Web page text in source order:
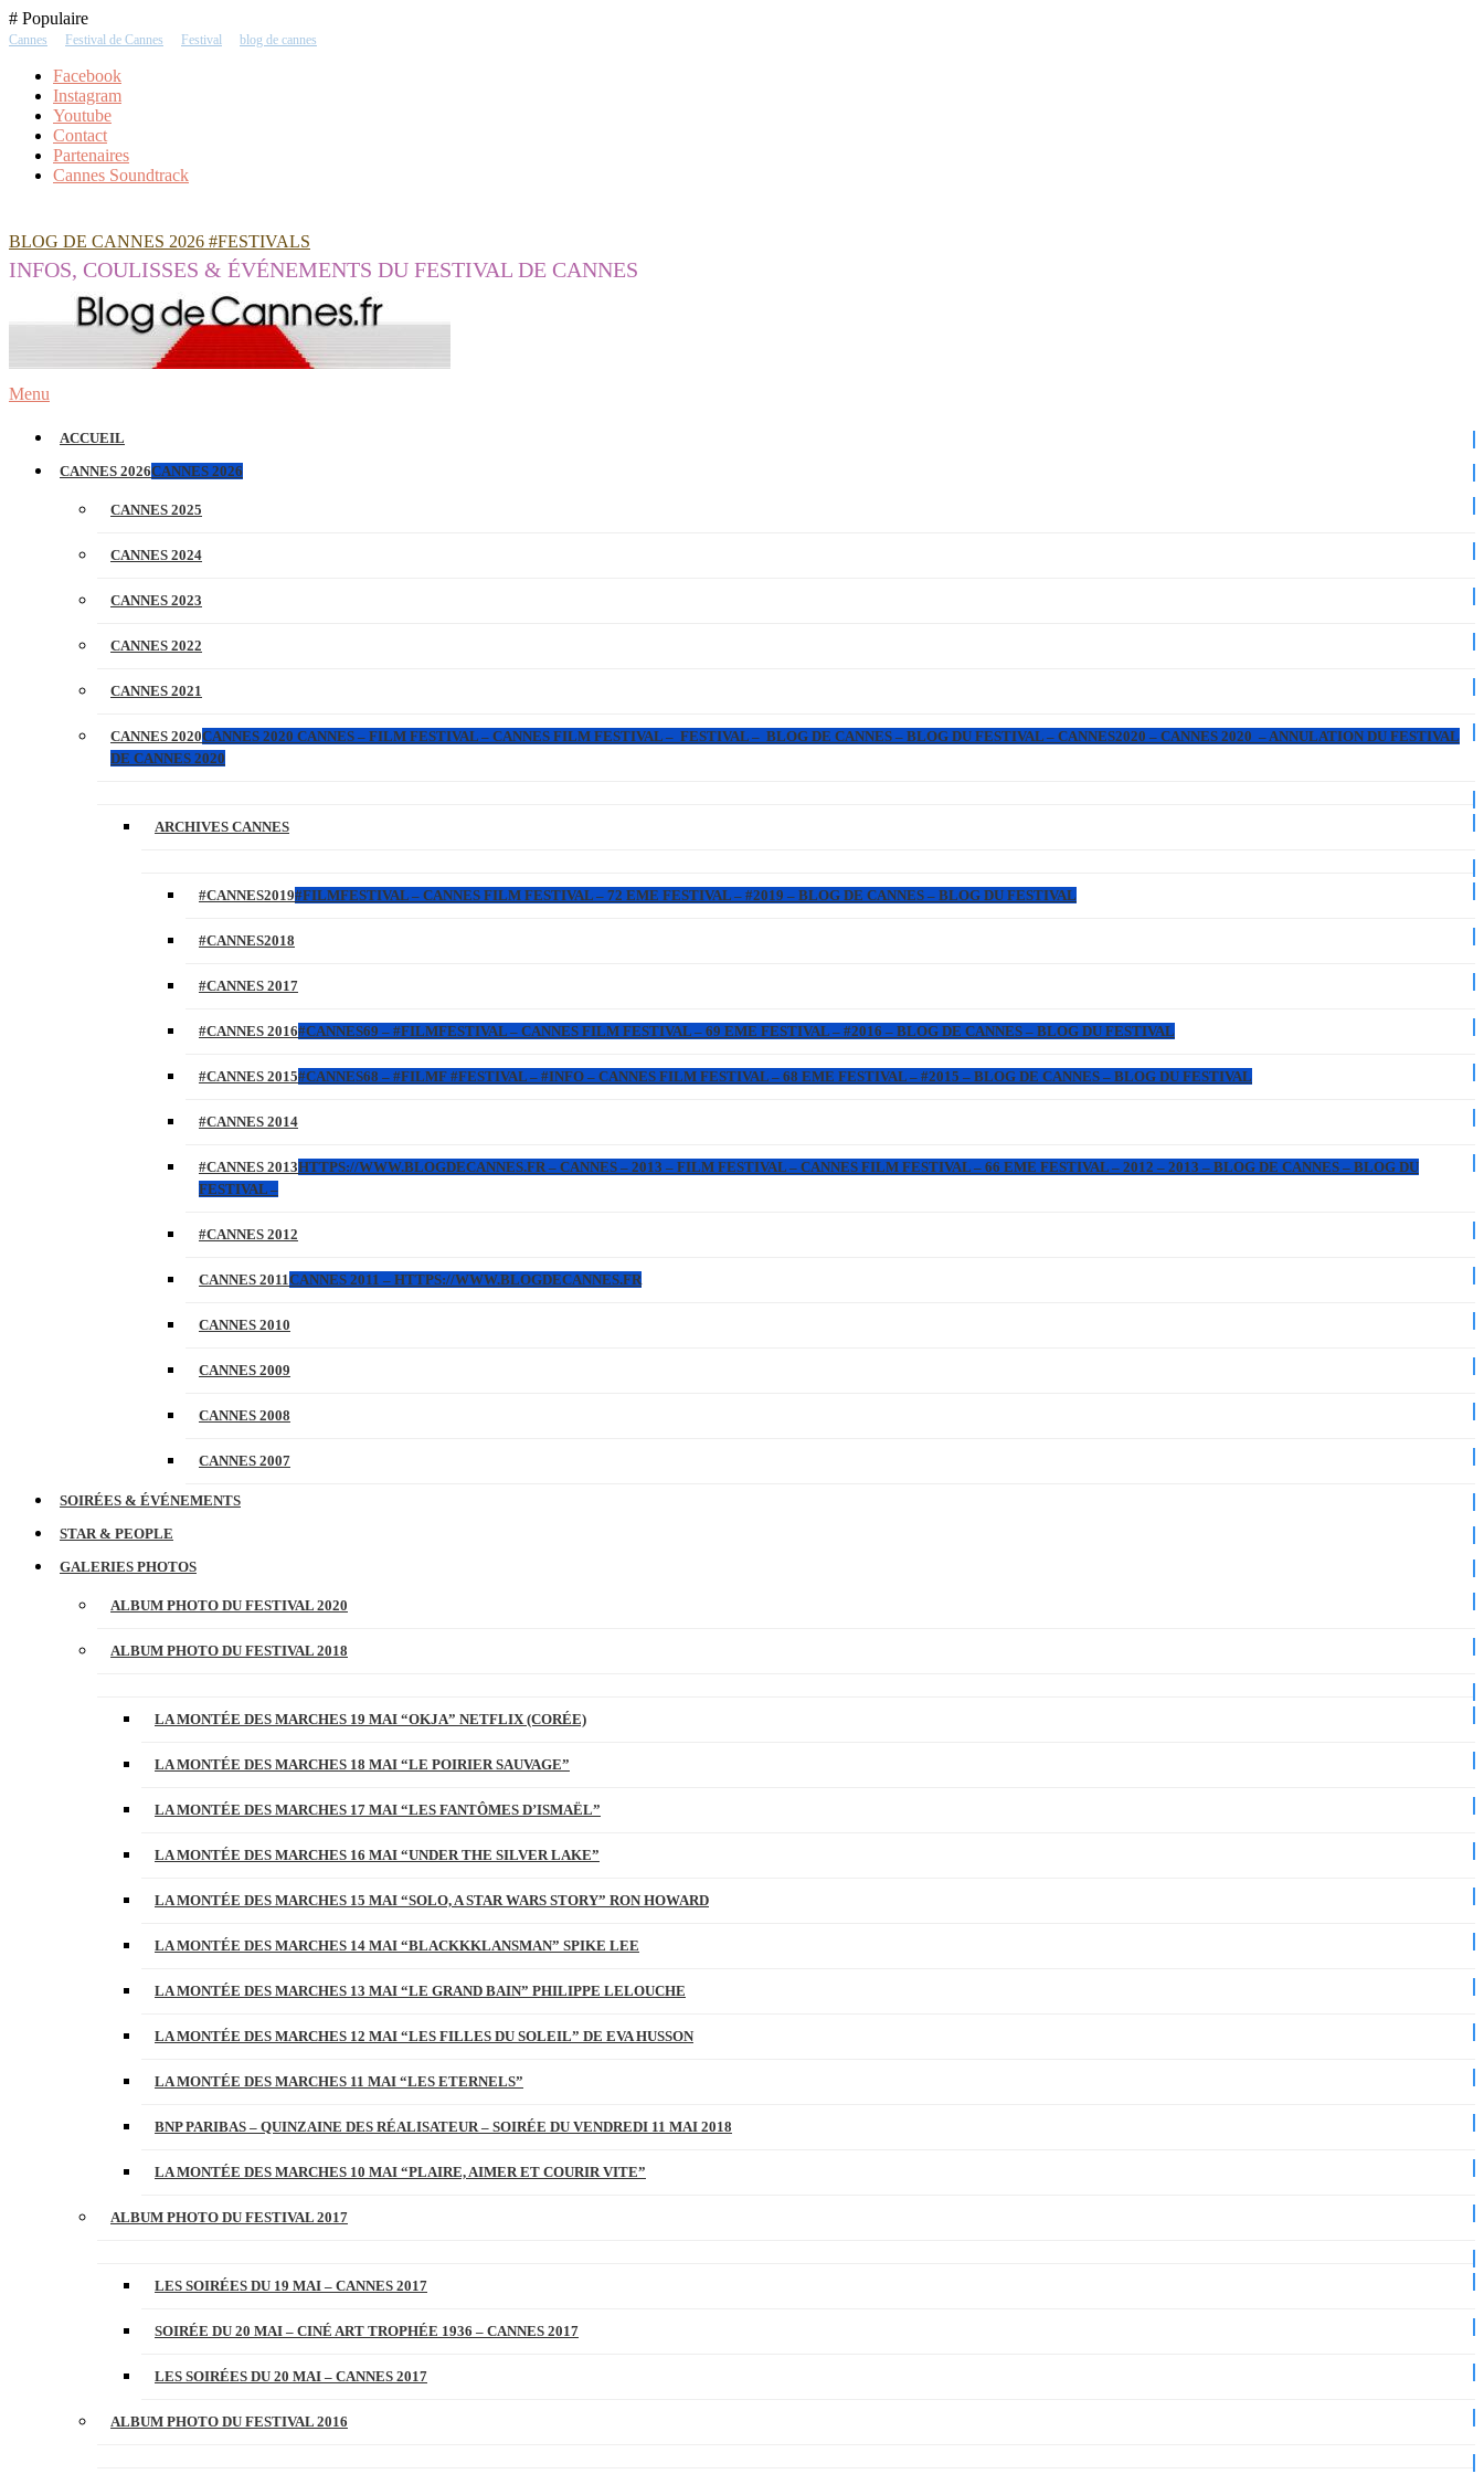
Skip
To
# Populaire
Cannes Festival de Cannes Festival blog de cannes
Facebook
Instagram
Youtube
Contact
Partenaires
Cannes Soundtrack
BLOG DE CANNES 2026 #FESTIVALS
INFOS, COULISSES & ÉVÉNEMENTS DU FESTIVAL DE CANNES
Menu
ACCUEIL
CANNES 2026CANNES 2026
CANNES 2025
CANNES 2024
CANNES 2023
CANNES 2022
CANNES 2021
CANNES 2020CANNES 2020 CANNES – FILM FESTIVAL – CANNES FILM FESTIVAL – FESTIVAL – BLOG DE CANNES – BLOG DU FESTIVAL – CANNES2020 – CANNES 2020 – ANNULATION DU FESTIVAL
DE CANNES 2020
ARCHIVES CANNES
#CANNES2019#FILMFESTIVAL – CANNES FILM FESTIVAL – 72 EME FESTIVAL – #2019 – BLOG DE CANNES – BLOG DU FESTIVAL
#CANNES2018
#CANNES 2017
#CANNES 2016#CANNES69 – #FILMFESTIVAL – CANNES FILM FESTIVAL – 69 EME FESTIVAL – #2016 – BLOG DE CANNES – BLOG DU FESTIVAL
#CANNES 2015#CANNES68 – #FILMF #FESTIVAL – #INFO – CANNES FILM FESTIVAL – 68 EME FESTIVAL – #2015 – BLOG DE CANNES – BLOG DU FESTIVAL
#CANNES 2014
#CANNES 2013HTTPS://WWW.BLOGDECANNES.FR – CANNES – 2013 – FILM FESTIVAL – CANNES FILM FESTIVAL – 66 EME FESTIVAL – 2012 – 2013 – BLOG DE CANNES – BLOG DU
FESTIVAL –
#CANNES 2012
CANNES 2011CANNES 2011 – HTTPS://WWW.BLOGDECANNES.FR
CANNES 2010
CANNES 2009
CANNES 2008
CANNES 2007
SOIRÉES & ÉVÉNEMENTS
STAR & PEOPLE
GALERIES PHOTOS
ALBUM PHOTO DU FESTIVAL 2020
ALBUM PHOTO DU FESTIVAL 2018
LA MONTÉE DES MARCHES 19 MAI “OKJA” NETFLIX (CORÉE)
LA MONTÉE DES MARCHES 18 MAI “LE POIRIER SAUVAGE”
LA MONTÉE DES MARCHES 17 MAI “LES FANTÔMES D’ISMAËL”
LA MONTÉE DES MARCHES 16 MAI “UNDER THE SILVER LAKE”
LA MONTÉE DES MARCHES 15 MAI “SOLO, A STAR WARS STORY” RON HOWARD
LA MONTÉE DES MARCHES 14 MAI “BLACKKKLANSMAN” SPIKE LEE
LA MONTÉE DES MARCHES 13 MAI “LE GRAND BAIN” PHILIPPE LELOUCHE
LA MONTÉE DES MARCHES 12 MAI “LES FILLES DU SOLEIL” DE EVA HUSSON
LA MONTÉE DES MARCHES 11 MAI “LES ETERNELS”
BNP PARIBAS – QUINZAINE DES RÉALISATEUR – SOIRÉE DU VENDREDI 11 MAI 2018
LA MONTÉE DES MARCHES 10 MAI “PLAIRE, AIMER ET COURIR VITE”
ALBUM PHOTO DU FESTIVAL 2017
LES SOIRÉES DU 19 MAI – CANNES 2017
SOIRÉE DU 20 MAI – CINÉ ART TROPHÉE 1936 – CANNES 2017
LES SOIRÉES DU 20 MAI – CANNES 2017
ALBUM PHOTO DU FESTIVAL 2016